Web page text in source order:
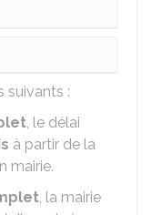
suivants :
, le délai
à partir de la
mairie.
, la mairie